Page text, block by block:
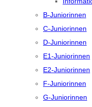
B-Juniorinnen
C-Juniorinnen
D-Juniorinnen
E1-Juniorinnen
E2-Juniorinnen
F-Juniorinnen
G-Juniorinnen